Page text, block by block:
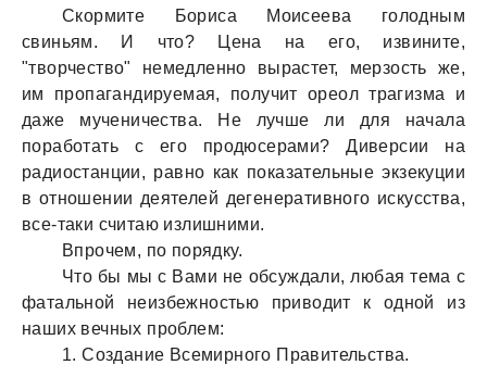
Скормите Бориса Моисеева голодным
свиньям. И что? Цена на его, извините,
"творчество" немедленно вырастет, мерзость же,
им пропагандируемая, получит ореол трагизма и
даже мученичества. Не лучше ли для начала
поработать с его продюсерами? Диверсии на
радиостанции, равно как показательные экзекуции
в отношении деятелей дегенеративного искусства,
все-таки считаю излишними.
Впрочем, по порядку.
Что бы мы с Вами не обсуждали, любая тема с
фатальной неизбежностью приводит к одной из
наших вечных проблем:
1. Создание Всемирного Правительства.